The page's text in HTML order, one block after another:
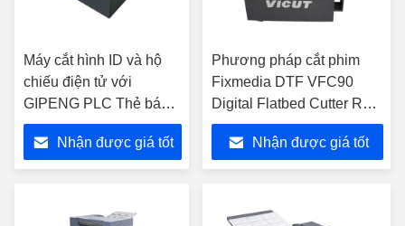
Máy cắt hình ID và hộ
chiếu điện tử với
GIPENG PLC Thẻ bán
hàng Máy cắt 10s Tốc
độ cắt PC-220
Nhận được giá tốt
Phương pháp cắt phim
Fixmedia DTF VFC90
Digital Flatbed Cutter Roll
Auto Feed Cutter
Nhận được giá tốt